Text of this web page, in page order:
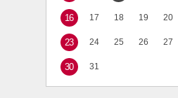
16 17 18 19 20
23 24 25 26 27
30 31